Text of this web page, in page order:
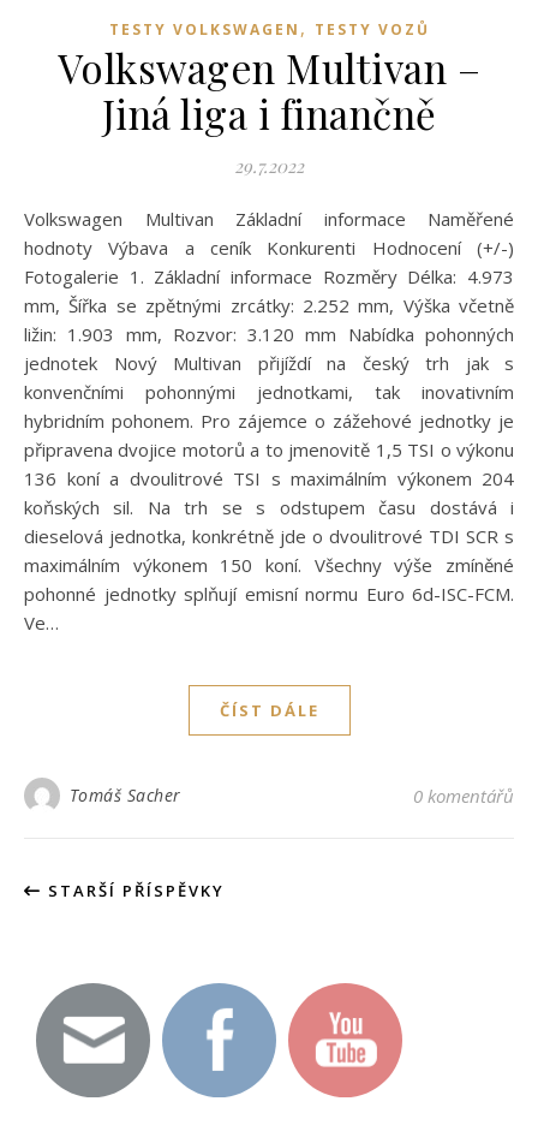
TESTY VOLKSWAGEN , TESTY VOZŮ
Volkswagen Multivan –
Jiná liga i finančně
29.7.2022
Volkswagen Multivan Základní informace Naměřené
hodnoty Výbava a ceník Konkurenti Hodnocení (+/-)
Fotogalerie 1. Základní informace Rozměry Délka: 4.973
mm, Šířka se zpětnými zrcátky: 2.252 mm, Výška včetně
ližin: 1.903 mm, Rozvor: 3.120 mm Nabídka pohonných
jednotek Nový Multivan přijíždí na český trh jak s
konvenčními pohonnými jednotkami, tak inovativním
hybridním pohonem. Pro zájemce o zážehové jednotky je
připravena dvojice motorů a to jmenovitě 1,5 TSI o výkonu
136 koní a dvoulitrové TSI s maximálním výkonem 204
koňských sil. Na trh se s odstupem času dostává i
dieselová jednotka, konkrétně jde o dvoulitrové TDI SCR s
maximálním výkonem 150 koní. Všechny výše zmíněné
pohonné jednotky splňují emisní normu Euro 6d-ISC-FCM.
Ve…
ČÍST DÁLE
Tomáš Sacher 0 komentářů
STARŠÍ PŘÍSPĚVKY